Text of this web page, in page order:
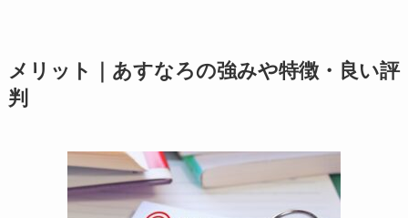
メリット｜あすなろの強みや特徴・良い評
判